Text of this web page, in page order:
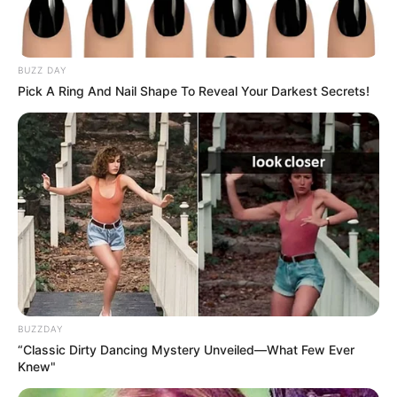
ΔΗΜΟΦΙΛΗ ΑΡΘΡΑ
ΛΙΓΑ ΛΟΓΙΑ ΓΙΑ ΜΕΝΑ
Πέμπτη, 22 Οκτωβρίου 2020, 20:06
BUZZ DAY
Pick A Ring And Nail Shape To Reveal Your Darkest Secrets!
BUZZDAY
“Classic Dirty Dancing Mystery Unveiled—What Few Ever
Knew"